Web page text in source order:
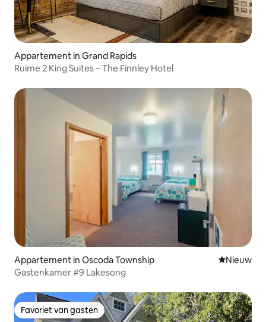
Appartement in Grand Rapids
Ruime 2 King Suites – The Finnley Hotel
Appartement in Oscoda Township Nieuwe
Nieuw
Gastenkamer #9 Lakesong
Favoriet van gasten
Favoriet van gasten